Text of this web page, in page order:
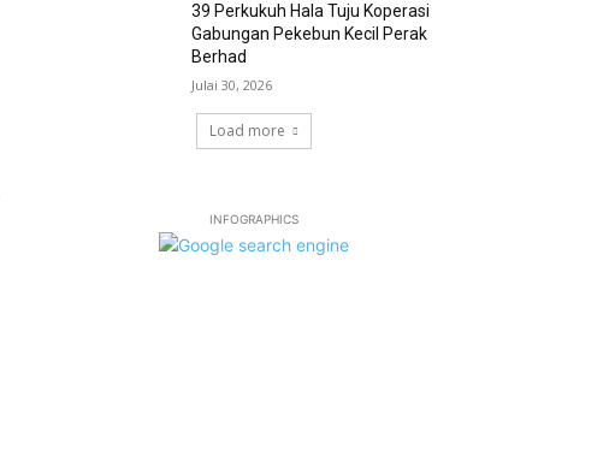
39 Perkukuh Hala Tuju Koperasi
Gabungan Pekebun Kecil Perak
Berhad
Julai 30, 2026
Load more
INFOGRAPHICS